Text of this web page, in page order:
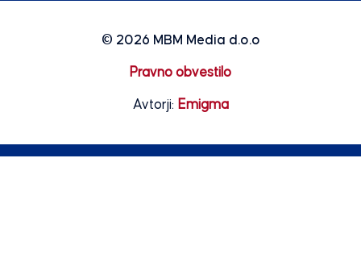
© 2026 MBM Media d.o.o
Pravno obvestilo
Avtorji: Emigma